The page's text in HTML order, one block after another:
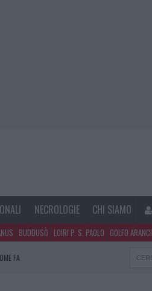
NECROLOGIE CHI SIAMO
BUDDUSÒ LOIRI P. S. PAOLO GOLFO ARANCI
FA